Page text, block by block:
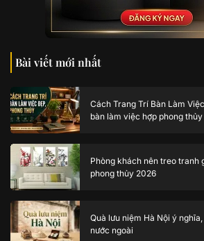
Bài viết mới nhất
Cách Trang Trí Bàn Làm
bàn làm việc hợp phong thủy
Phòng khách nên treo tranh
phong thủy 2026
Quà lưu niệm Hà Nội ý
nước ngoài